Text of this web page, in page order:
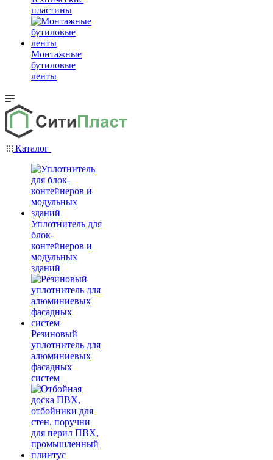
пластины
Монтажные
бутиловые
ленты
Каталог
Уплотнитель для
блок-
контейнеров и
модульных
зданий
Резиновый
уплотнитель для
алюминиевых
фасадных
систем